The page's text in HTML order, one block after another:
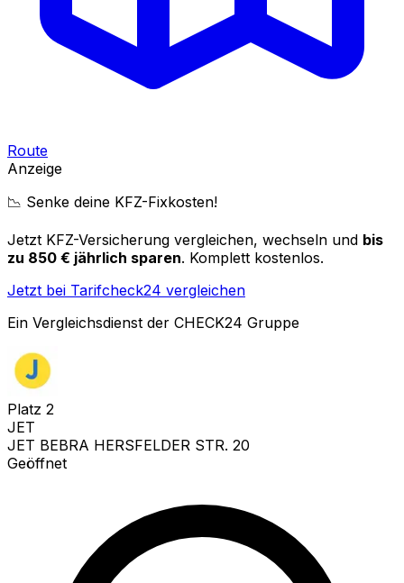
Route
Anzeige
📉 Senke deine KFZ-Fixkosten!
Jetzt KFZ-Versicherung vergleichen, wechseln und bis
zu 850 € jährlich sparen. Komplett kostenlos.
Jetzt bei Tarifcheck24 vergleichen
Ein Vergleichsdienst der CHECK24 Gruppe
Platz 2
JET
JET BEBRA HERSFELDER STR. 20
Geöffnet